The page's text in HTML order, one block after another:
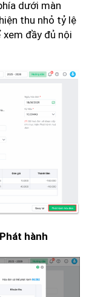
dưới màn
thu nhỏ tỷ lệ
xem đầy đủ nội
Phát hành